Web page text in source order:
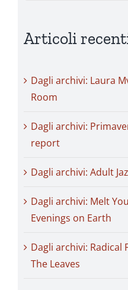
Articoli
Dagli archivi: Laura
Room
Dagli archivi:
report
Dagli archivi: Adult
Dagli archivi: Melt
Evenings on Earth
Dagli archivi: Radical
The Leaves